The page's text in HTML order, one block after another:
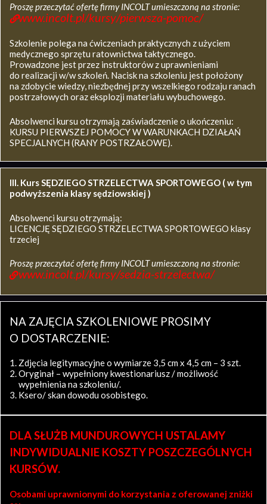
Proszę przeczytać ofertę firmy INCOLT umieszczoną na stronie:
www.incolt.pl/kursy/pierwsza-pomoc/
Szkolenie polega na ćwiczeniach praktycznych z użyciem
medycznego sprzętu ratownictwa taktycznego.
Prowadzone jest przez instruktorów z uprawnieniami
do realizacji w/w szkoleń. Nacisk na szkoleniu jest położony
na zdobycie wiedzy, niezbędnej przy wszelkiego rodzaju ranach
postrzałowych oraz eksplozji materiału wybuchowego.
Absolwenci kursu otrzymają zaświadczenie o ukończeniu:
KURSU PIERWSZEJ POMOCY W WARUNKACH DZIAŁAŃ
SPECJALNYCH (RANY POSTRZAŁOWE).
III. Kurs SĘDZIEGO STRZELECTWA SPORTOWEGO ( w tym
podwyższenia klasy sędziowskiej )
Absolwenci kursu otrzymają:
LICENCJĘ SĘDZIEGO STRZELECTWA SPORTOWEGO klasy
trzeciej
Proszę przeczytać ofertę firmy INCOLT umieszczoną na stronie:
www.incolt.pl/kursy/sedzia-strzelectwa/
NA ZAJĘCIA SZKOLENIOWE PROSIMY
O DOSTARCZENIE:
Zdjęcia legitymacyjne o wymiarze 3,5 cm x 4,5 cm – 3 szt.
Oryginał – wypełniony kwestionariusz / możliwość
wypełnienia na szkoleniu/.
Ksero/ skan dowodu osobistego.
DLA SŁUŻB MUNDUROWYCH USTALAMY
INDYWIDUALNIE KOSZTY POSZCZEGÓLNYCH
KURSÓW.
Osobami uprawnionymi do korzystania z oferowanej zniżki